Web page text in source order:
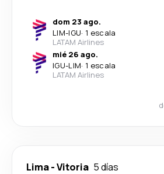
dom 23 ago.
LIM-IGU· 1 escala
LATAM Airlines
mié 26 ago.
IGU-LIM· 1 escala
LATAM Airlines
Lima-Vitoria 5 días